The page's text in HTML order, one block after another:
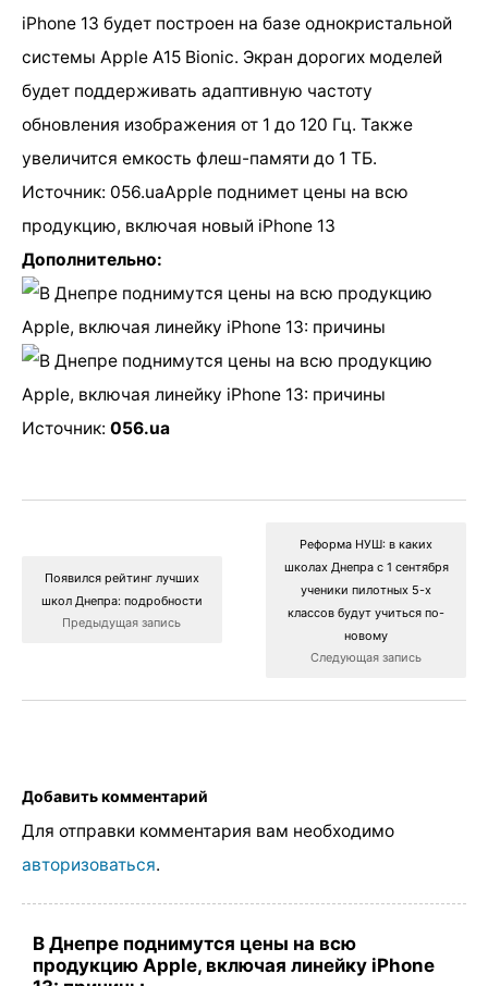
iPhone 13 будет построен на базе однокристальной
системы Apple A15 Bionic. Экран дорогих моделей
будет поддерживать адаптивную частоту
обновления изображения от 1 до 120 Гц. Также
увеличится емкость флеш-памяти до 1 ТБ.
Источник: 056.uaApple поднимет цены на всю
продукцию, включая новый iPhone 13
Дополнительно:
Источник: 056.ua
Появился рейтинг лучших
школ Днепра: подробности
Предыдущая запись
Реформа НУШ: в каких
школах Днепра с 1 сентября
ученики пилотных 5-х
классов будут учиться по-
новому
Следующая запись
Добавить комментарий
Для отправки комментария вам необходимо
авторизоваться.
В Днепре поднимутся цены на всю
продукцию Apple, включая линейку iPhone